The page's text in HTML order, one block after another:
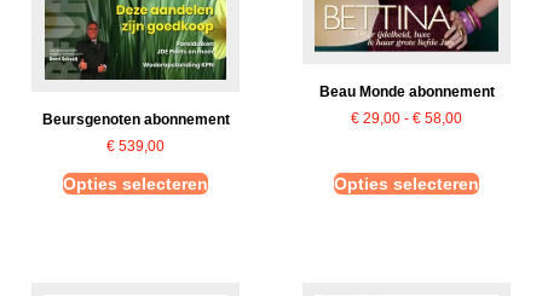
Beursgenoten abonnement
€ 539,00
Opties selecteren
Beau Monde abonnement
€ 29,00 - € 58,00
Opties selecteren